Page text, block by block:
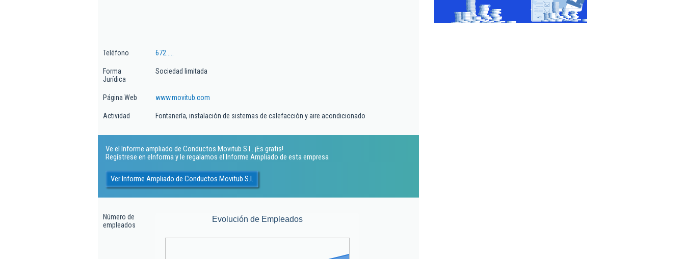
Teléfono 672.....
Forma
Jurídica
Sociedad limitada
Página Web www.movitub.com
Actividad Fontanería, instalación de sistemas de calefacción y aire acondicionado
Ve el Informe ampliado de Conductos Movitub S.l.. ¡Es gratis!
Regístrese en eInforma y le regalamos el Informe Ampliado de esta empresa
Ver Informe Ampliado de Conductos Movitub S.l.
Número de
empleados
Evolución de Empleados